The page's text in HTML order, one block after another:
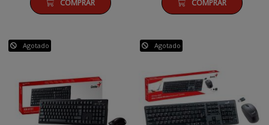
COMPRAR COMPRAR
Agotado Agotado